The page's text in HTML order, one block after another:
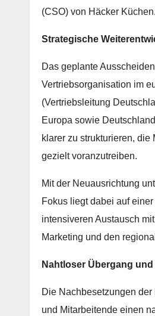
(CSO) von Häcker Küchen.
Strategische
Das geplante
Vertriebsorganisation im
(Vertriebsleitung
Europa sowie
klarer zu strukturieren,
gezielt voranzutreiben.
Mit der Neuausrichtung
Fokus liegt dabei auf
intensiveren Austausch
Marketing und den
Nahtloser Übergang
Die Nachbesetzungen
und Mitarbeitende einen